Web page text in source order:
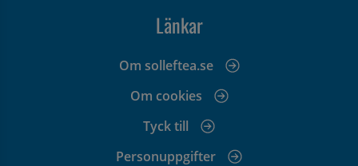
Länkar
Om solleftea.se
Om cookies
Tyck till
Personuppgifter